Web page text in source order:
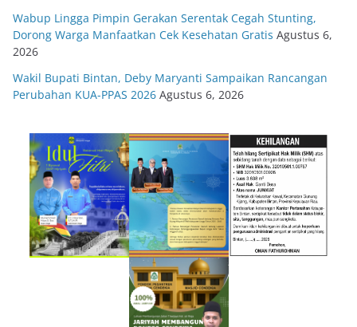
Wabup Lingga Pimpin Gerakan Serentak Cegah Stunting,
Dorong Warga Manfaatkan Cek Kesehatan Gratis Agustus 6,
2026
Wakil Bupati Bintan, Deby Maryanti Sampaikan Rancangan
Perubahan KUA-PPAS 2026 Agustus 6, 2026